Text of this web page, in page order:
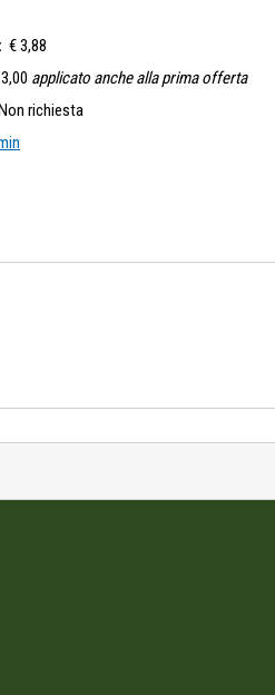
€ 3,88
applicato anche alla prima offerta
richiesta